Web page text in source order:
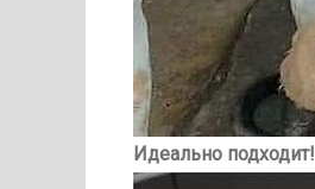
Идеально подходит!